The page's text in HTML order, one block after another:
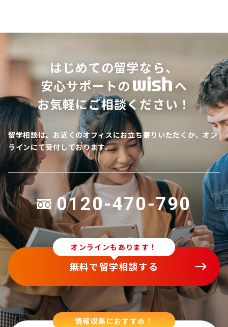
はじめての留学なら、
安心サポートの
へ
お気軽にご相談ください！
留学相談は、お近くのオフィスにお立ち寄りいただくか、オン
ラインにて受付しております。
0120-470-790
オンラインもあります！
無料で留学相談する
情報収集におすすめ！